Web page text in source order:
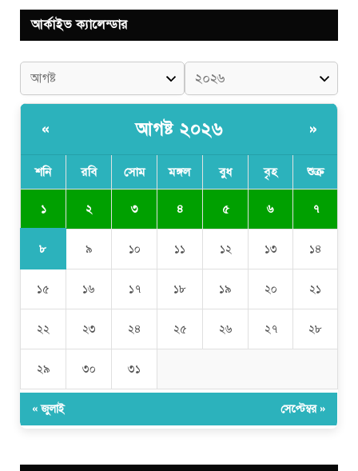
আর্কাইভ ক্যালেন্ডার
« আগষ্ট ২০২৬ »
শনি রবি সোম মঙ্গল বুধ বৃহ শুক্র
১ ২ ৩ ৪ ৫ ৬ ৭
৮ ৯ ১০ ১১ ১২ ১৩ ১৪
১৫ ১৬ ১৭ ১৮ ১৯ ২০ ২১
২২ ২৩ ২৪ ২৫ ২৬ ২৭ ২৮
২৯ ৩০ ৩১
« জুলাই সেপ্টেম্বর »